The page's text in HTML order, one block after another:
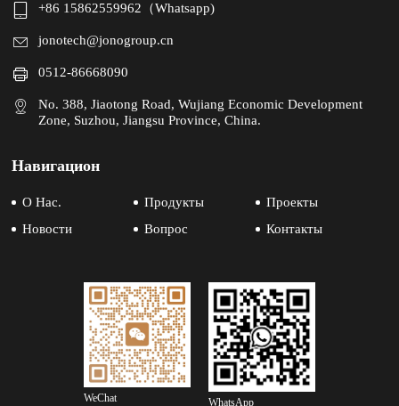
+86 15862559962（Whatsapp)
jonotech@jonogroup.cn
0512-86668090
No. 388, Jiaotong Road, Wujiang Economic Development
Zone, Suzhou, Jiangsu Province, China.
Навигацион
О Нас. Продукты
Проекты
Новости
Вопрос Контакты
WeChat WhatsApp